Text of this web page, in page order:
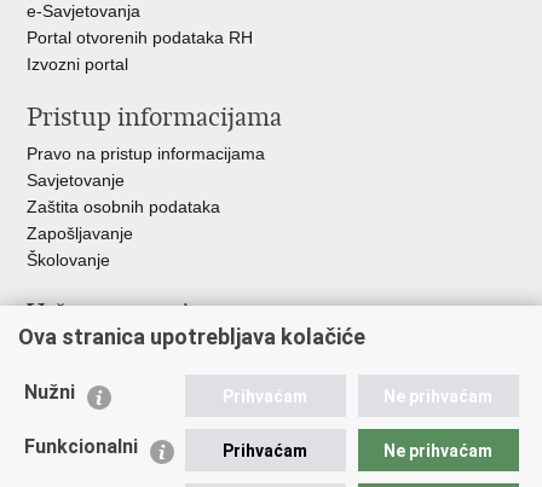
e-Savjetovanja
Portal otvorenih podataka RH
Izvozni portal
Pristup informacijama
Pravo na pristup informacijama
Savjetovanje
Zaštita osobnih podataka
Zapošljavanje
Školovanje
Važne poveznice
Ministarstvo unutarnjih poslova
Udruge
Policijska akademija
Ova stranica upotrebljava kolačiće
Nužni Prihvaćam Ne prihvaćam
Funkcionalni Prihvaćam Ne prihvaćam